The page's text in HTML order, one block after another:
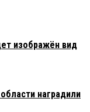
изображён вид
наградили